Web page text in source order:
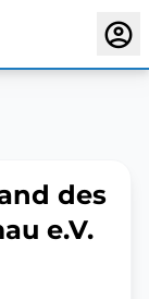
des
e.V.